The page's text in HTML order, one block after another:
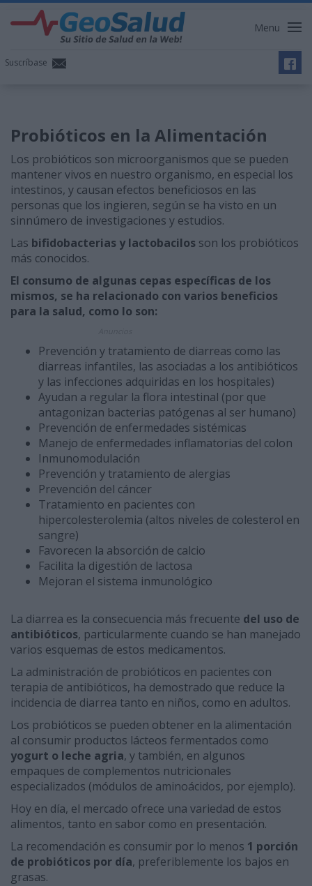
Menu
Suscríbase
Probióticos en la Alimentación
Los probióticos son microorganismos que se pueden
mantener vivos en nuestro organismo, en especial los
intestinos, y causan efectos beneficiosos en las
personas que los ingieren, según se ha visto en un
sinnúmero de investigaciones y estudios.
Las bifidobacterias y lactobacilos son los probióticos
más conocidos.
El consumo de algunas cepas específicas de los
mismos, se ha relacionado con varios beneficios
para la salud, como lo son:
Prevención y tratamiento de diarreas como las
diarreas infantiles, las asociadas a los antibióticos
y las infecciones adquiridas en los hospitales)
Ayudan a regular la flora intestinal (por que
antagonizan bacterias patógenas al ser humano)
Prevención de enfermedades sistémicas
Manejo de enfermedades inflamatorias del colon
Inmunomodulación
Prevención y tratamiento de alergias
Prevención del cáncer
Tratamiento en pacientes con
hipercolesterolemia (altos niveles de colesterol en
sangre)
Favorecen la absorción de calcio
Facilita la digestión de lactosa
Mejoran el sistema inmunológico
La diarrea es la consecuencia más frecuente del uso de
antibióticos, particularmente cuando se han manejado
varios esquemas de estos medicamentos.
La administración de probióticos en pacientes con
terapia de antibióticos, ha demostrado que reduce la
incidencia de diarrea tanto en niños, como en adultos.
Los probióticos se pueden obtener en la alimentación
al consumir productos lácteos fermentados como
yogurt o leche agria, y también, en algunos
empaques de complementos nutricionales
especializados (módulos de aminoácidos, por ejemplo).
Hoy en día, el mercado ofrece una variedad de estos
alimentos, tanto en sabor como en presentación.
La recomendación es consumir por lo menos 1 porción
de probióticos por día, preferiblemente los bajos en
grasas.